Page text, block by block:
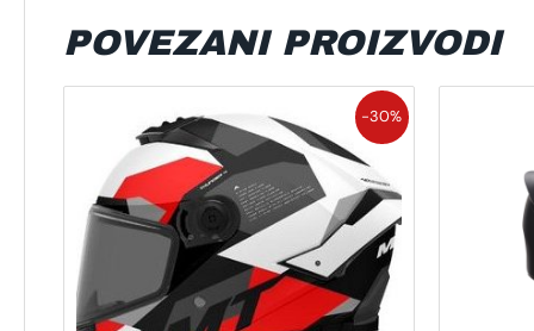
POVEZANI PROIZVODI
-30%
cijena
bila
je:
172,27 €.
cijena
je:
120,59 €.
proizvod
ima
više
varijanti.
Opcije
se
mogu